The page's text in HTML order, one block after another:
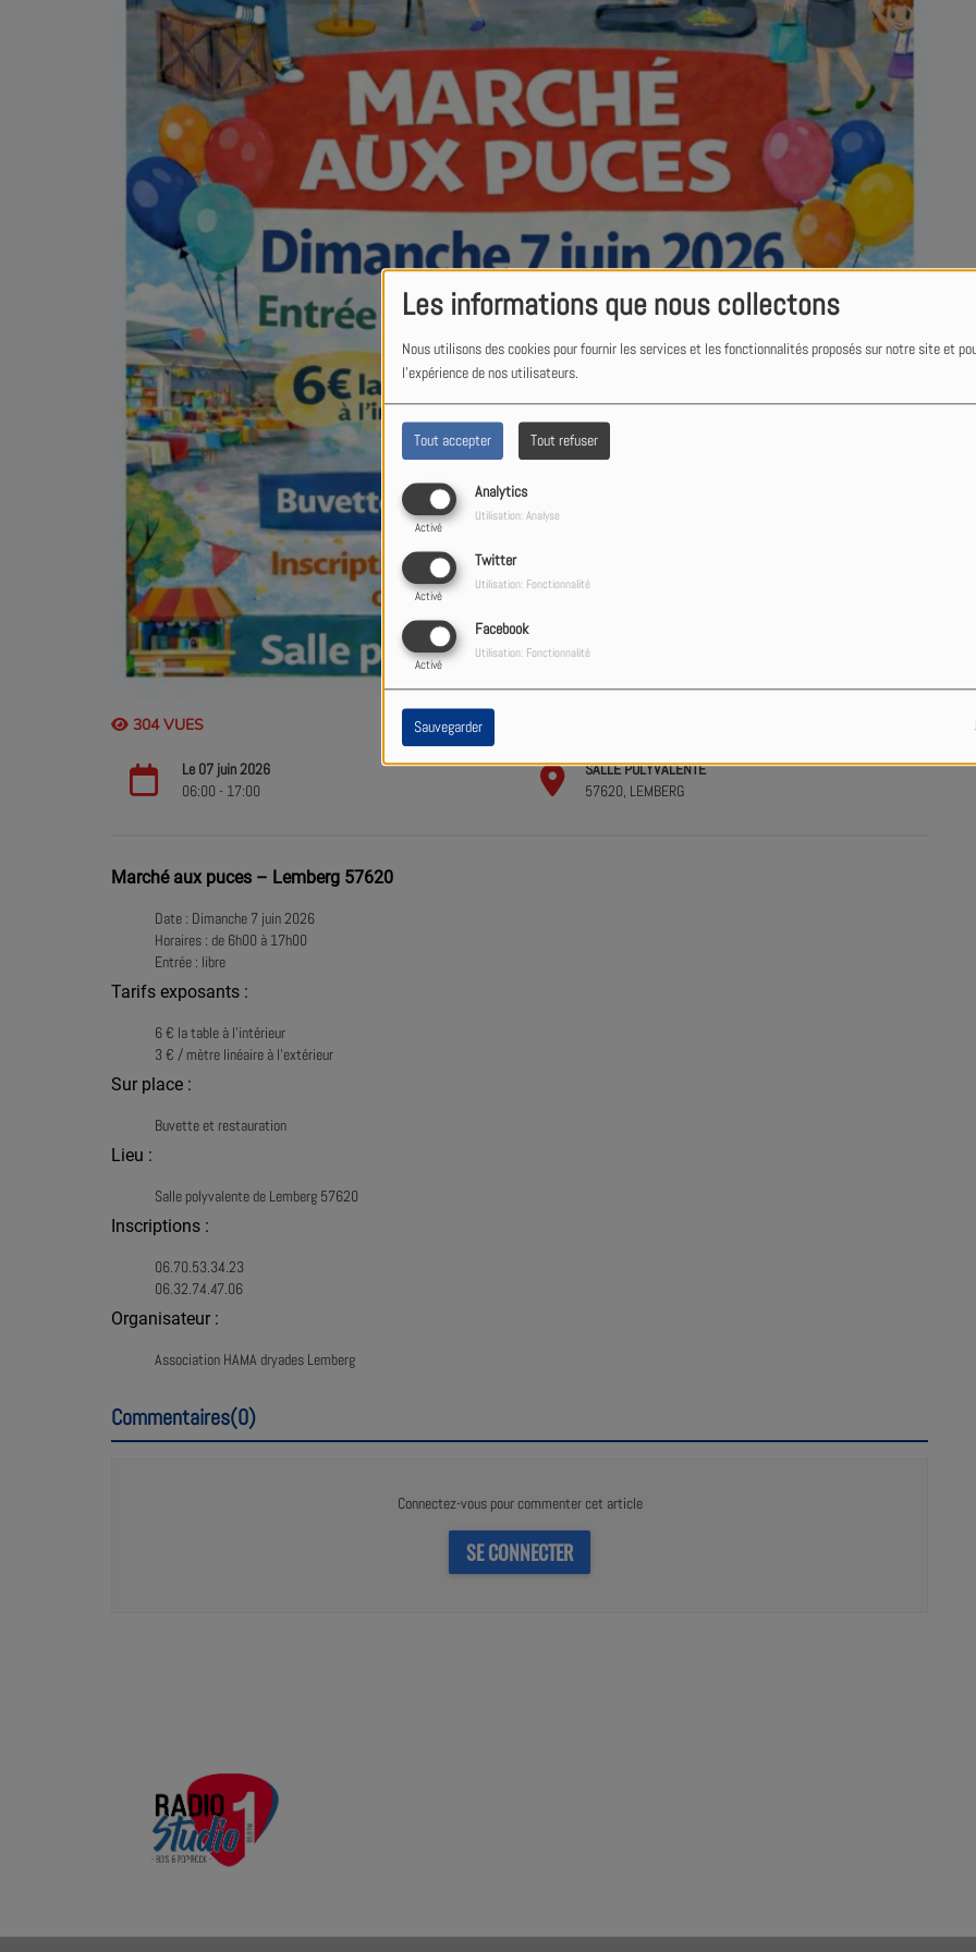
Les informations que nous collectons
Nous utilisons des cookies pour fournir les services et les fonctionnalités proposés sur notre site et
l'expérience de nos utilisateurs.
Tout accepter Tout refuser
Analytics
Activé
Utilisation: Analyse
Twitter
Activé
Utilisation: Fonctionnalité
Facebook
Activé
Utilisation: Fonctionnalité
Sauvegarder
304 VUES
Le 07 juin 2026
06:00 - 17:00
SALLE POLYVALENTE
57620, LEMBERG
Marché aux puces – Lemberg 57620
Date : Dimanche 7 juin 2026
Horaires : de 6h00 à 17h00
Entrée : libre
Tarifs exposants :
6 € la table à l’intérieur
3 € / mètre linéaire à l’extérieur
Sur place :
Buvette et restauration
Lieu :
Salle polyvalente de Lemberg 57620
Inscriptions :
06.70.53.34.23
06.32.74.47.06
Organisateur :
Association HAMA dryades Lemberg
Commentaires(0)
Connectez-vous pour commenter cet article
SE CONNECTER